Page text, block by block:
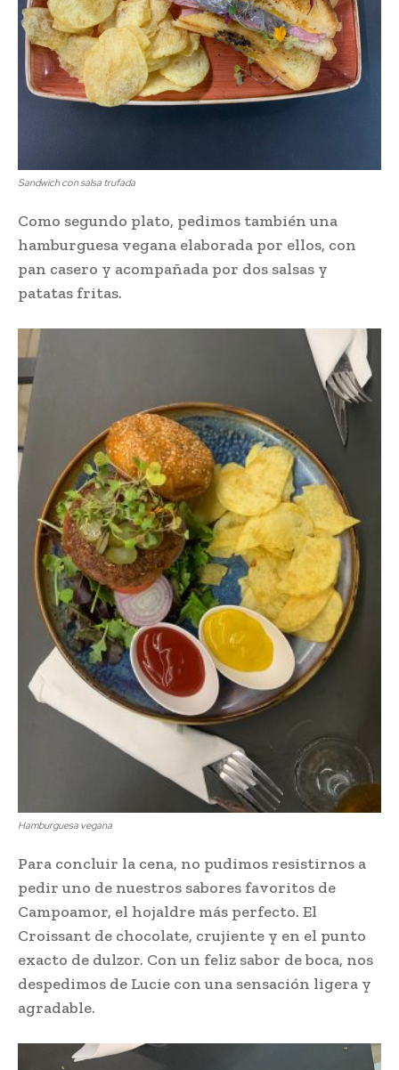
Sandwich con salsa trufada
Como segundo plato, pedimos también una
hamburguesa vegana elaborada por ellos, con
pan casero y acompañada por dos salsas y
patatas fritas.
Hamburguesa vegana
Para concluir la cena, no pudimos resistirnos a
pedir uno de nuestros sabores favoritos de
Campoamor, el hojaldre más perfecto. El
Croissant de chocolate, crujiente y en el punto
exacto de dulzor. Con un feliz sabor de boca, nos
despedimos de Lucie con una sensación ligera y
agradable.